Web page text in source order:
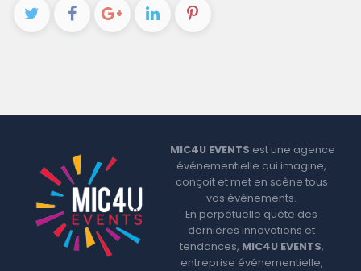
MIC4U EVENTS est une agence
événementielle qui imagine,
conçoit et met en scène tous
vos événements.
En perpétuelle quête des
dernières innovations et
tendances, MIC4U EVENTS,
entreprise événementielle,